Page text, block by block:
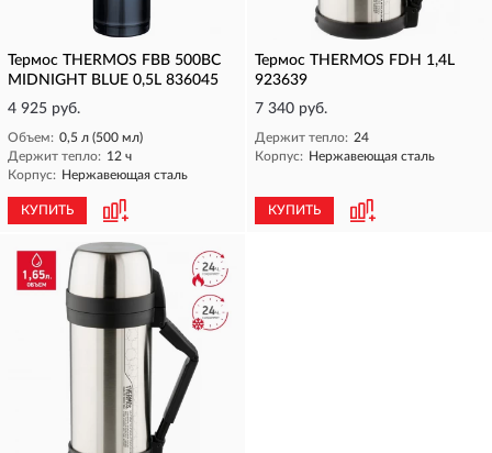
Термос THERMOS FBB 500BC
MIDNIGHT BLUE 0,5L 836045
4 925 руб.
Объем: 0,5 л (500 мл)
Держит тепло: 12 ч
Корпус: Нержавеющая сталь
КУПИТЬ
Термос THERMOS FDH 1,4L
923639
7 340 руб.
Держит тепло: 24
Корпус: Нержавеющая сталь
КУПИТЬ